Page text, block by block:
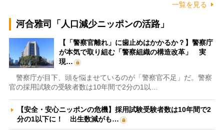
一覧を見る
河合雅司「人口減少ニッポンの活路」
【「警察官離れ」に歯止めはかかるか？】警察庁
が本気で取り組む「警察組織の構造改革」 実
現…
警察庁が目下、頭を悩ませているのが「警察官不足」だ。警察
官の採用試験の受験者数は10年間で2分の1以…
【安全・安心ニッポンの危機】採用試験受験者数は10年間で2
分の1以下に！ 出生数減がも…